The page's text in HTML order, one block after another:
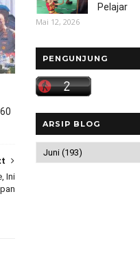
Ini
Pelajar
Mai 12, 2026
PENGUNJUNG
ARSIP BLOG